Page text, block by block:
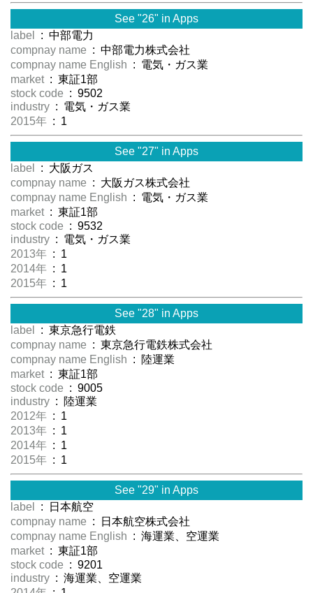
See "26" in Apps
label
: 中部電力
compnay name : 中部電力株式会社
compnay name English : 電気・ガス業
market : 東証1部
stock code : 9502
industry : 電気・ガス業
2015年 : 1
See "27" in Apps
label
: 大阪ガス
compnay name : 大阪ガス株式会社
compnay name English : 電気・ガス業
market : 東証1部
stock code : 9532
industry : 電気・ガス業
2013年 : 1
2014年 : 1
2015年 : 1
See "28" in Apps
label
: 東京急行電鉄
compnay name : 東京急行電鉄株式会社
compnay name English : 陸運業
market : 東証1部
stock code : 9005
industry : 陸運業
2012年 : 1
2013年 : 1
2014年 : 1
2015年 : 1
See "29" in Apps
label
: 日本航空
compnay name : 日本航空株式会社
compnay name English : 海運業、空運業
market : 東証1部
stock code : 9201
industry : 海運業、空運業